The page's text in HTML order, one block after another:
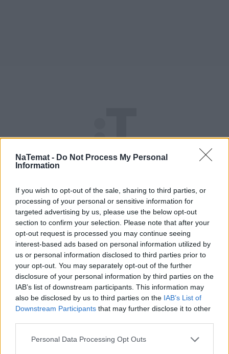
NaTemat - Do Not Process My Personal
Information
If you wish to opt-out of the sale, sharing to third parties, or
processing of your personal or sensitive information for
targeted advertising by us, please use the below opt-out
section to confirm your selection. Please note that after your
opt-out request is processed you may continue seeing
interest-based ads based on personal information utilized by
us or personal information disclosed to third parties prior to
your opt-out. You may separately opt-out of the further
disclosure of your personal information by third parties on the
IAB’s list of downstream participants. This information may
also be disclosed by us to third parties on the IAB’s List of
Downstream Participants that may further disclose it to other
Personal Data Processing Opt Outs
Pociągiem z Polski do Włoch?!
Nowość od PKP Intercity! |
kierunek:PODRÓŻE
Środa Popielcowa w Polsce
Innym wątkiem dotyczącym Środy Popielcowej jest
bogata, typowo polska tradycja tego dnia, jak w